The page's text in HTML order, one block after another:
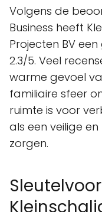
Volgens de
Business heeft
Projecten BV
2.3/5. Veel
warme gevoel
familiaire sfeer
ruimte is voor
als een veilige
zorgen.